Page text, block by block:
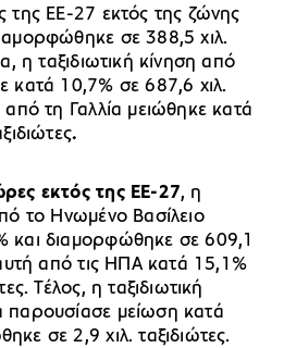
της ΕΕ-27 εκτός της ζώνης
σε 388,5 χιλ.
η ταξιδιωτική κίνηση από
κατά 10,7% σε 687,6 χιλ.
από τη Γαλλία μειώθηκε κατά
.
εκτός της ΕΕ-27, η
το Ηνωμένο Βασίλειο
και διαμορφώθηκε σε 609,1
από τις ΗΠΑ κατά 15,1%
Τέλος, η ταξιδιωτική
παρουσίασε μείωση κατά
σε 2,9 χιλ. ταξιδιώτες.